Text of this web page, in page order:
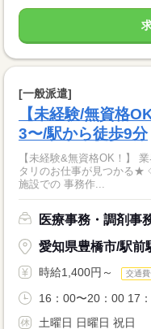
[一般派遣]
【未経験/無資格
3〜/駅から徒歩9分
【未経験&無資格OK！】
タリのお仕事が見つかる★ ◇お仕事内容◇ 病院やクリニック、介護
施設での 事務作...
医療事務・調剤事
愛知県豊橋市/駅前
時給1,400円～ 交通
16：00〜20：00 17
土曜日 日曜日 祝日